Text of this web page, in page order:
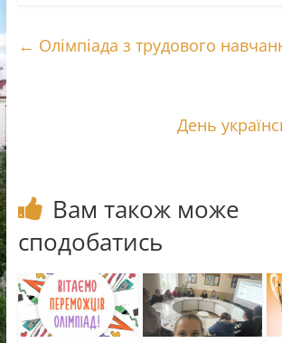
b
r
g
л
← Олімпіада з трудового
День
Вам також може
сподобатись